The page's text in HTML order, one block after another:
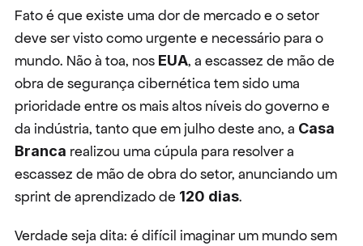
Fato é que existe uma dor de mercado e o setor
deve ser visto como urgente e necessário para o
mundo. Não à toa, nos EUA, a escassez de mão de
obra de segurança cibernética tem sido uma
prioridade entre os mais altos níveis do governo e
da indústria, tanto que em julho deste ano, a Casa
Branca realizou uma cúpula para resolver a
escassez de mão de obra do setor, anunciando um
sprint de aprendizado de 120 dias.
Verdade seja dita: é difícil imaginar um mundo sem